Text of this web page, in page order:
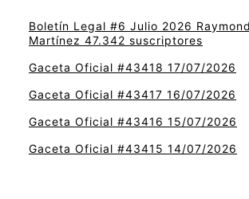
Boletín Legal #6 Julio 2026
Martínez 47.342 suscriptores
Gaceta Oficial #43418 17/07/2026
Gaceta Oficial #43417 16/07/2026
Gaceta Oficial #43416 15/07/2026
Gaceta Oficial #43415 14/07/2026